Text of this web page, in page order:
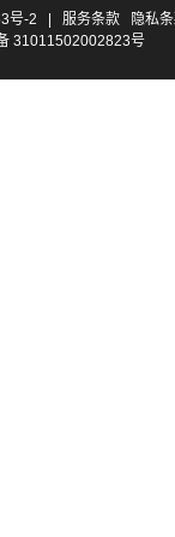
号-2 服务条款
隐私
31011502002823号